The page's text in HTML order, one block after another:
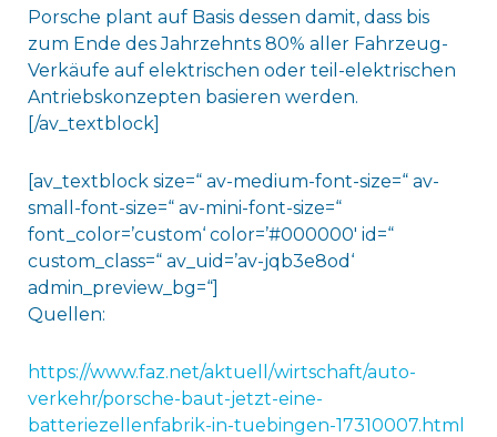
Porsche plant auf Basis dessen damit, dass bis
zum Ende des Jahrzehnts 80% aller Fahrzeug-
Verkäufe auf elektrischen oder teil-elektrischen
Antriebskonzepten basieren werden.
[/av_textblock]
[av_textblock size=“ av-medium-font-size=“ av-
small-font-size=“ av-mini-font-size=“
font_color=’custom‘ color=’#000000′ id=“
custom_class=“ av_uid=’av-jqb3e8od‘
admin_preview_bg=“]
Quellen:
https://www.faz.net/aktuell/wirtschaft/auto-
verkehr/porsche-baut-jetzt-eine-
batteriezellenfabrik-in-tuebingen-17310007.html